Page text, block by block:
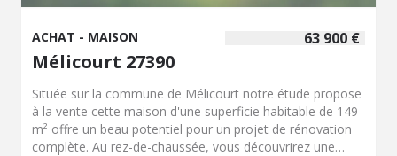
63 900 €
ACHAT - MAISON
Mélicourt 27390
Située sur la commune de Mélicourt notre étude propose
à la vente cette maison d'une superficie habitable de 149
m² offre un beau potentiel pour un projet de rénovation
complète. Au rez-de-chaussée, vous découvrirez une